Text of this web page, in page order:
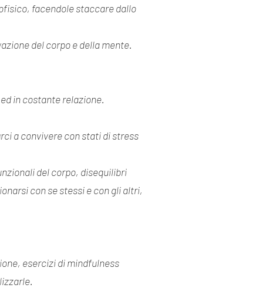
facendole staccare dallo
del corpo e della mente.
in costante relazione.
a convivere con stati di stress
del corpo, disequilibri
con se stessi e con gli altri,
esercizi di mindfulness